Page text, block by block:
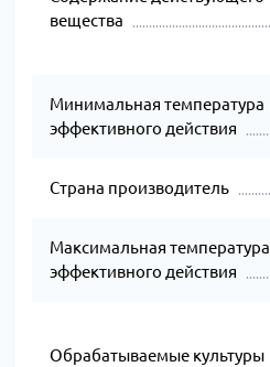
вещества
Минимальная температура
эффективного действия
Страна производитель
Максимальная температура
эффективного действия
Обрабатываемые культуры